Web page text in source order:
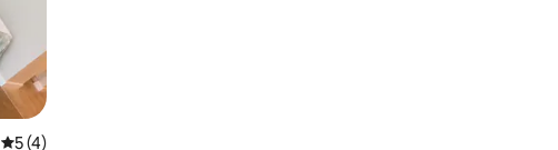
Durchschnittliche Bewertung: 5 von 5, 4 Bewertungen
5 (4)